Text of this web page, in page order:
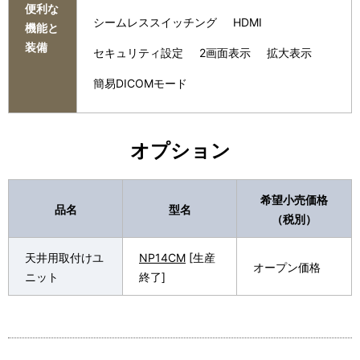
便利な
機能と
装備
シームレススイッチング HDMI
セキュリティ設定 2画面表示 拡大表示
簡易DICOMモード
オプション
品名 型名
希望小売価格
（税別）
天井用取付けユ
ニット
NP14CM [生産
終了]
オープン価格